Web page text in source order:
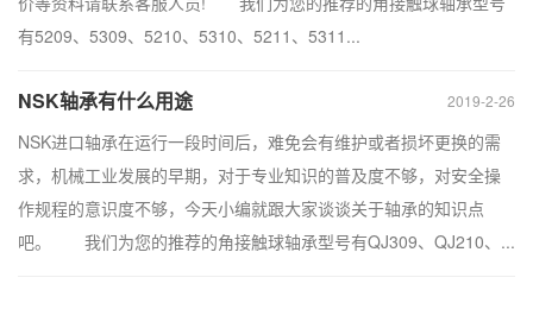
有5209、5309、5210、5310、5211、5311...
2019-2-26
NSK轴承有什么用途
NSK进口轴承在运行一段时间后，难免会有维护或者损坏更换的需
求，机械工业发展的早期，对于专业知识的普及度不够，对安全操
作规程的意识度不够，今天小编就跟大家谈谈关于轴承的知识点
吧。 我们为您的推荐的角接触球轴承型号有QJ309、QJ210、...